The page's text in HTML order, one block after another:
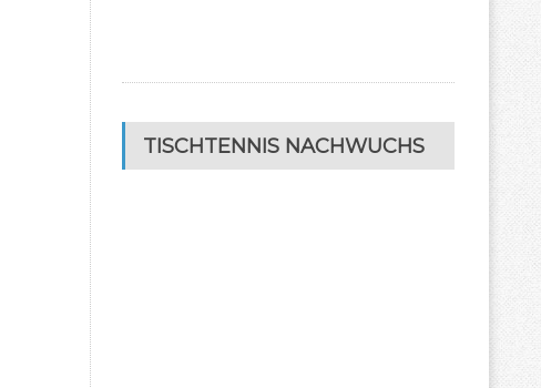
TISCHTENNIS NACHWUCHS